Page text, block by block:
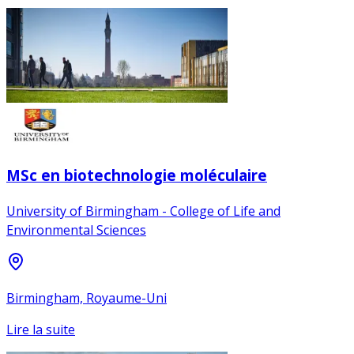
MSc en biotechnologie moléculaire
University of Birmingham - College of Life and
Environmental Sciences
Birmingham, Royaume-Uni
Lire la suite